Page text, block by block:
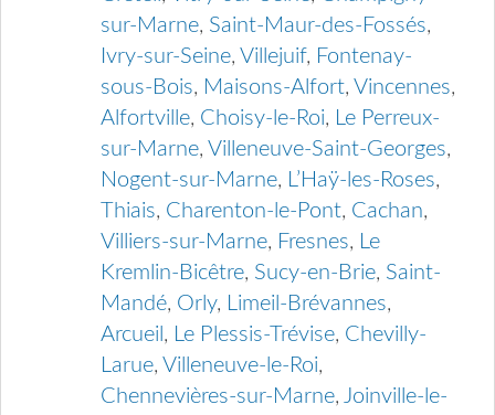
sur-Marne, Saint-Maur-des-Fossés,
Ivry-sur-Seine, Villejuif, Fontenay-
sous-Bois, Maisons-Alfort, Vincennes,
Alfortville, Choisy-le-Roi, Le Perreux-
sur-Marne, Villeneuve-Saint-Georges,
Nogent-sur-Marne, L’Haÿ-les-Roses,
Thiais, Charenton-le-Pont, Cachan,
Villiers-sur-Marne, Fresnes, Le
Kremlin-Bicêtre, Sucy-en-Brie, Saint-
Mandé, Orly, Limeil-Brévannes,
Arcueil , Le Plessis-Trévise, Chevilly-
Larue, Villeneuve-le-Roi,
Chennevières-sur-Marne, Joinville-le-